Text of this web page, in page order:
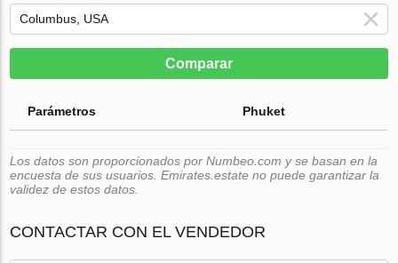
Comparar
Parámetros Phuket
Los datos son proporcionados por Numbeo.com y se basan en la
encuesta de sus usuarios. Emirates.estate no puede garantizar la
validez de estos datos.
CONTACTAR CON EL VENDEDOR